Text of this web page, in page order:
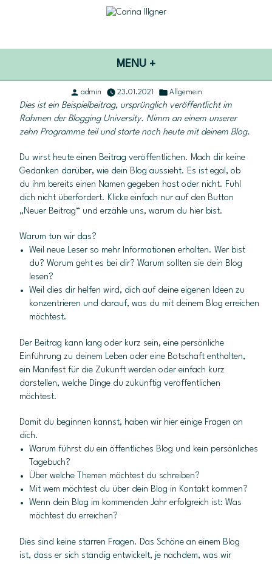
MENU +
Posted
by
admin 23.01.2021
Posted
in
Allgemein
Dies ist ein Beispielbeitrag, ursprünglich veröffentlicht im
Rahmen der Blogging University. Nimm an einem unserer
zehn Programme teil und starte noch heute mit deinem Blog.
Du wirst heute einen Beitrag veröffentlichen. Mach dir keine
Gedanken darüber, wie dein Blog aussieht. Es ist egal, ob
du ihm bereits einen Namen gegeben hast oder nicht. Fühl
dich nicht überfordert. Klicke einfach nur auf den Button
„Neuer Beitrag“ und erzähle uns, warum du hier bist.
Warum tun wir das?
Weil neue Leser so mehr Informationen erhalten. Wer bist
du? Worum geht es bei dir? Warum sollten sie dein Blog
lesen?
Weil dies dir helfen wird, dich auf deine eigenen Ideen zu
konzentrieren und darauf, was du mit deinem Blog erreichen
möchtest.
Der Beitrag kann lang oder kurz sein, eine persönliche
Einführung zu deinem Leben oder eine Botschaft enthalten,
ein Manifest für die Zukunft werden oder einfach kurz
darstellen, welche Dinge du zukünftig veröffentlichen
möchtest.
Damit du beginnen kannst, haben wir hier einige Fragen an
dich.
Warum führst du ein öffentliches Blog und kein persönliches
Tagebuch?
Über welche Themen möchtest du schreiben?
Mit wem möchtest du über dein Blog in Kontakt kommen?
Wenn dein Blog im kommenden Jahr erfolgreich ist: Was
möchtest du erreichen?
Dies sind keine starren Fragen. Das Schöne an einem Blog
ist, dass er sich ständig entwickelt, je nachdem, was wir